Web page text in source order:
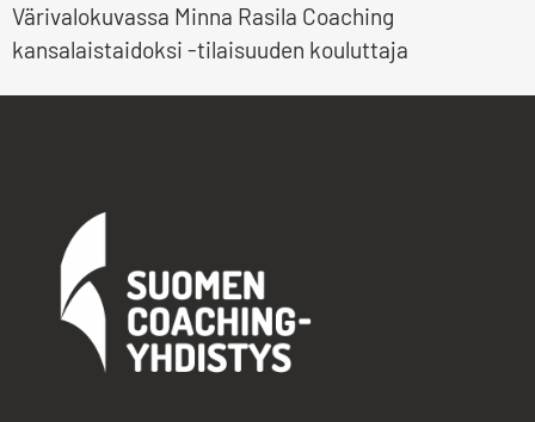
Värivalokuvassa Minna Rasila Coaching
kansalaistaidoksi -tilaisuuden kouluttaja